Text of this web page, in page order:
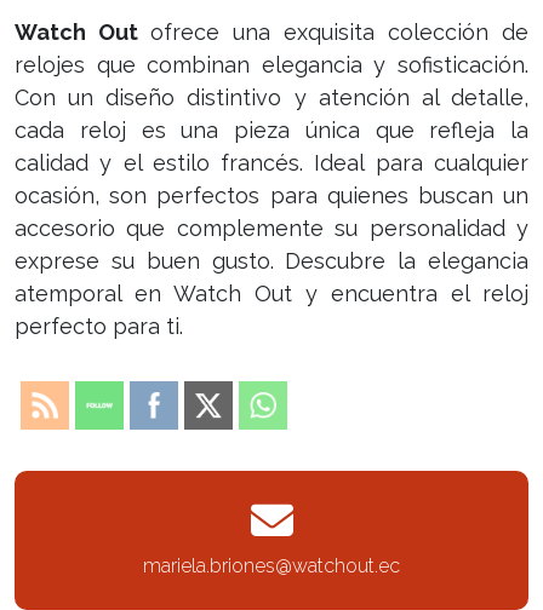
Watch Out ofrece una exquisita colección de
relojes que combinan elegancia y sofisticación.
Con un diseño distintivo y atención al detalle,
cada reloj es una pieza única que refleja la
calidad y el estilo francés. Ideal para cualquier
ocasión, son perfectos para quienes buscan un
accesorio que complemente su personalidad y
exprese su buen gusto. Descubre la elegancia
atemporal en Watch Out y encuentra el reloj
perfecto para ti.
mariela.briones@watchout.ec